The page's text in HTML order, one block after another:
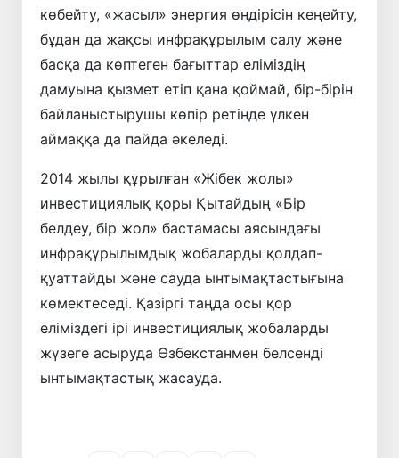
көбейту, «жасыл» энергия өндірісін кеңейту,
бұдан да жақсы инфрақұрылым салу және
басқа да көптеген бағыттар еліміздің
дамуына қызмет етіп қана қоймай, бір-бірін
байланыстырушы көпір ретінде үлкен
аймаққа да пайда әкеледі.
2014 жылы құрылған «Жібек жолы»
инвестициялық қоры Қытайдың «Бір
белдеу, бір жол» бастамасы аясындағы
инфрақұрылымдық жобаларды қолдап-
қуаттайды және сауда ынтымақтастығына
көмектеседі. Қазіргі таңда осы қор
еліміздегі ірі инвестициялық жобаларды
жүзеге асыруда Өзбекстанмен белсенді
ынтымақтастық жасауда.